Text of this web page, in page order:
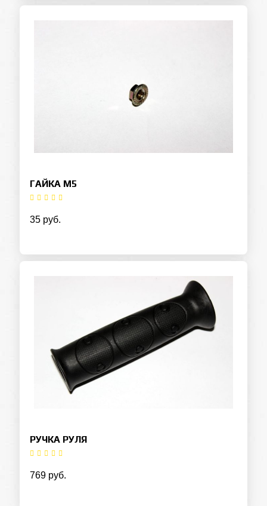
ГАЙКА М5
35 руб.
РУЧКА РУЛЯ
769 руб.